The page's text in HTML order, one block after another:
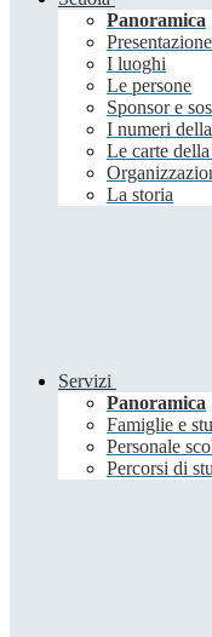
Panoramica
Presentazione
I luoghi
Le persone
Sponsor e
I numeri
Le carte
La storia
Servizi
Panoramica
Famiglie e
Personale
Percorsi di